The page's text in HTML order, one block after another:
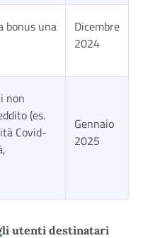
bonus una
Dicembre
2024
non
(es.
Covid-
Gennaio
2025
utenti destinatari